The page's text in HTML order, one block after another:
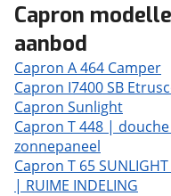
Capron
aanbod
Capron A 464 Camper
Capron I7400 SB
Capron Sunlight
Capron T 448 |
zonnepaneel
Capron T 65
| RUIME INDELING